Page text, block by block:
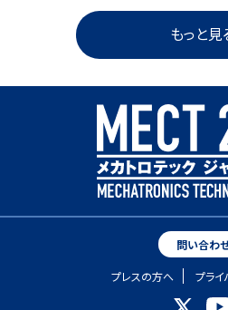
もっと見
問い合わ
プレスの方へ プライ